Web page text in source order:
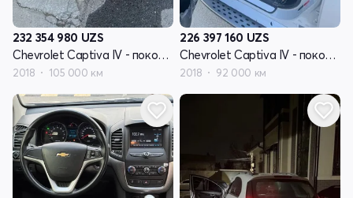
232 354 980 UZS
Chevrolet Captiva IV - поколение
2018 105 000 км
226 397 160 UZS
Chevrolet Captiva IV - поколение
2018 92 000 км